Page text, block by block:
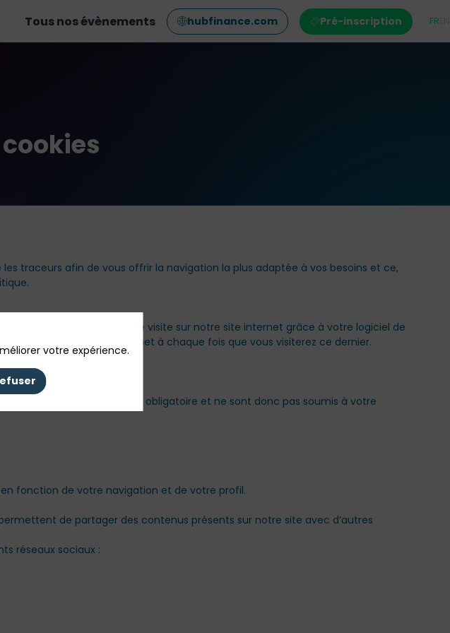
Tous nos évènements hubfinance.com Pré-inscription FR
traceurs afin de vous offrir la navigation la plus adaptée à vos besoins et ce,
ou tablette) lors de votre visite sur notre site internet grâce à votre logiciel de
de notre site internet à chaque fois que vous visiterez ce dernier.
Ils ont donc un caractère obligatoire et ne sont donc pas soumis à votre
de partager des contenus présents sur notre site avec d’autres
réseaux sociaux :
votre expérience.